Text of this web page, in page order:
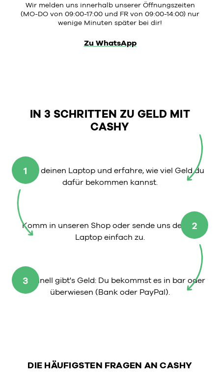
Wir melden uns innerhalb unserer Öffnungszeiten
(MO-DO von 09:00-17:00 und FR von 09:00-14:00) nur
wenige Minuten später bei dir!
Zu WhatsApp
IN 3 SCHRITTEN ZU GELD MIT
CASHY
1
Wähle deinen Laptop und erfahre, wie viel Geld du
dafür bekommen kannst.
2
Komm in unseren Shop oder sende uns deinen
Laptop einfach zu.
3
So schnell gibt's Geld: Du bekommst es in bar oder
überwiesen (Bank oder PayPal).
DIE HÄUFIGSTEN FRAGEN AN CASHY